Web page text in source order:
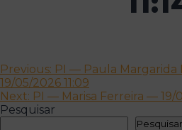
Navegação
de
artigos
Previous: PI — Paula Margarida
19/05/2026 11:09
Next: PI — Marisa Ferreira — 19/
Pesquisar
Pesquisar